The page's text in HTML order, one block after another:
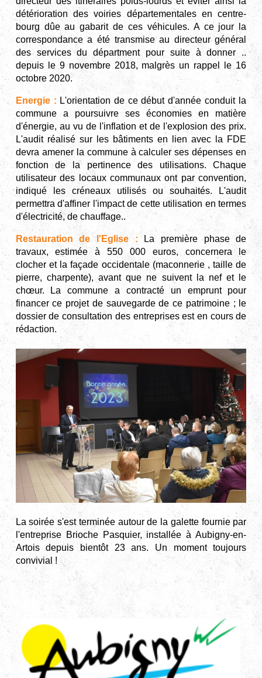
détérioration des voiries départementales en centre-
bourg dûe au gabarit de ces véhicules. A ce jour la
correspondance a été transmise au directeur général
des services du départment pour suite à donner ..
depuis le 9 novembre 2018, malgrès un rappel le 16
octobre 2020.
Energie : L'orientation de ce début d'année conduit la
commune a poursuivre ses économies en matière
d'énergie, au vu de l'inflation et de l'explosion des prix.
L'audit réalisé sur les bâtiments en lien avec la FDE
devra amener la commune à calculer ses dépenses en
fonction de la pertinence des utilisations. Chaque
utilisateur des locaux communaux ont par convention,
indiqué les créneaux utilisés ou souhaités. L'audit
permettra d'affiner l'impact de cette utilisation en termes
d'électricité, de chauffage..
Restauration de l'Eglise :
La première phase de
travaux, estimée à 550 000 euros, concernera le
clocher et la façade occidentale (maconnerie , taille de
pierre, charpente), avant que ne suivent la nef et le
chœur. La commune a contracté un emprunt pour
financer ce projet de sauvegarde de ce patrimoine; le
dossier de consultation des entreprises est en cours de
rédaction.
La soirée s'est terminée autour de la galette fournie par
l'entreprise Brioche Pasquier, installée à Aubigny-en-
Artois depuis bientôt 23 ans. Un moment toujours
convivial !